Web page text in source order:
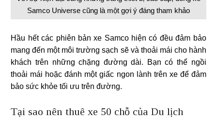
Samco Universe cũng là một gợi ý đáng tham khảo
Hầu hết các phiên bản xe Samco hiện có đều đảm bảo
mang đến một môi trường sạch sẽ và thoải mái cho hành
khách trên những chặng đường dài. Bạn có thể ngồi
thoải mái hoặc đánh một giấc ngon lành trên xe để đảm
bảo sức khỏe tối ưu trên đường.
Tại sao nên thuê xe 50 chỗ của Du lịch